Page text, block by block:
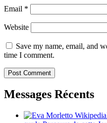
Email *
Website
Save my name, email, and
time I comment.
Messages Récents